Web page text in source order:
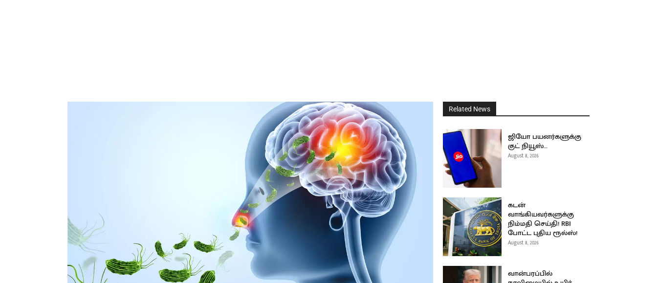
Related News
ஜியோ பயனர்களுக்கு
குட் நியூஸ்…
August 8, 2026
கடன்
வாங்கியவர்களுக்கு
நிம்மதி செய்தி! RBI
போட்ட புதிய ரூல்ஸ்!
August 8, 2026
வான்பரப்பில்